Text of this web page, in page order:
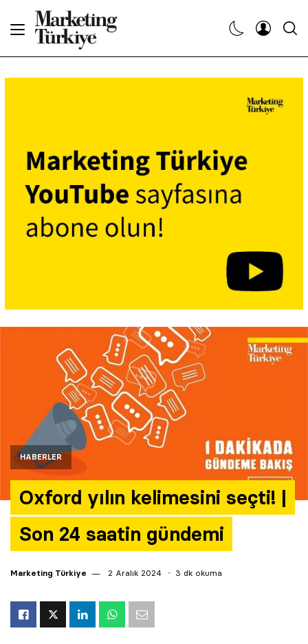
HABERLER
Oxford yılın kelimesini seçti! |
Son 24 saatin gündemi
Marketing Türkiye 2 Aralık 2024 3 dk okuma
Dergiler
Etkinlikler
Araştırma